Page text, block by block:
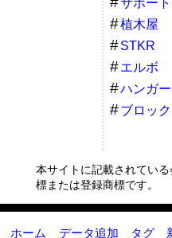
植木屋
STKR
エルボ
ハンガー
ブロック
本サイトに記載されてい
標または登録商標です。
ホーム データ追加 タグ